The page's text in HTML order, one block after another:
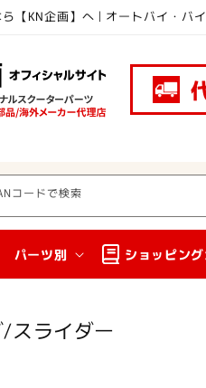
【KN企画】へ | オートバイ・バ
コードで検索
パーツ別 ショッピン
スライダー